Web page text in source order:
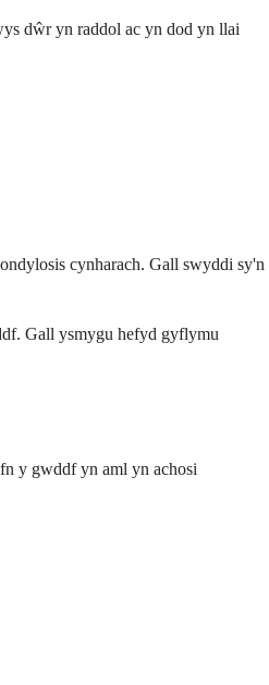
dŵr yn raddol ac yn dod yn llai
cynharach. Gall swyddi sy'n
Gall ysmygu hefyd gyflymu
y gwddf yn aml yn achosi